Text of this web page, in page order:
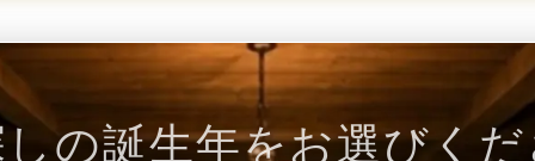
の誕生年をお選びく